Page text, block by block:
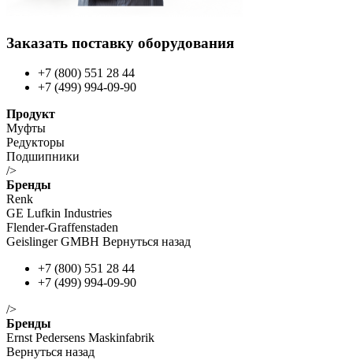
Заказать поставку оборудования
+7 (800) 551 28 44
+7 (499) 994-09-90
Продукт
Муфты
Редукторы
Подшипники
/>
Бренды
Renk
GE Lufkin Industries
Flender-Graffenstaden
Geislinger GMBH Вернуться назад
+7 (800) 551 28 44
+7 (499) 994-09-90
/>
Бренды
Ernst Pedersens Maskinfabrik
Вернуться назад